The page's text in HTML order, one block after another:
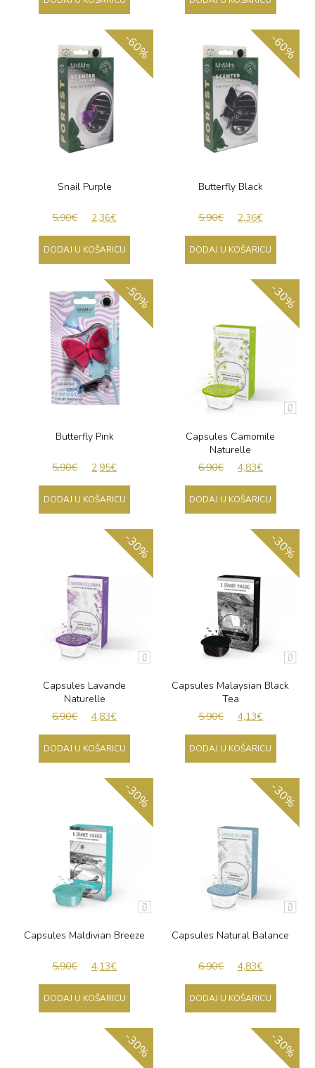
-60%
Snail Purple
5,90€ 2,36€
DODAJ U KOŠARICU
-60%
Butterfly Black
5,90€ 2,36€
DODAJ U KOŠARICU
-50%
Butterfly Pink
5,90€ 2,95€
DODAJ U KOŠARICU
-30%
Capsules Camomile
Naturelle
6,90€ 4,83€
DODAJ U KOŠARICU
-30%
Capsules Lavande
Naturelle
6,90€ 4,83€
DODAJ U KOŠARICU
-30%
Capsules Malaysian Black
Tea
5,90€ 4,13€
DODAJ U KOŠARICU
-30%
Capsules Maldivian Breeze
5,90€ 4,13€
DODAJ U KOŠARICU
-30%
Capsules Natural Balance
6,90€ 4,83€
DODAJ U KOŠARICU
-30% -30%